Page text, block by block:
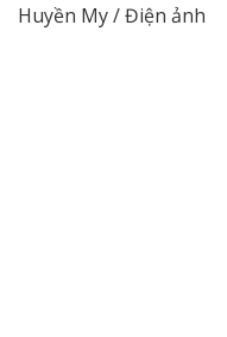
Huyền My / Điện ảnh